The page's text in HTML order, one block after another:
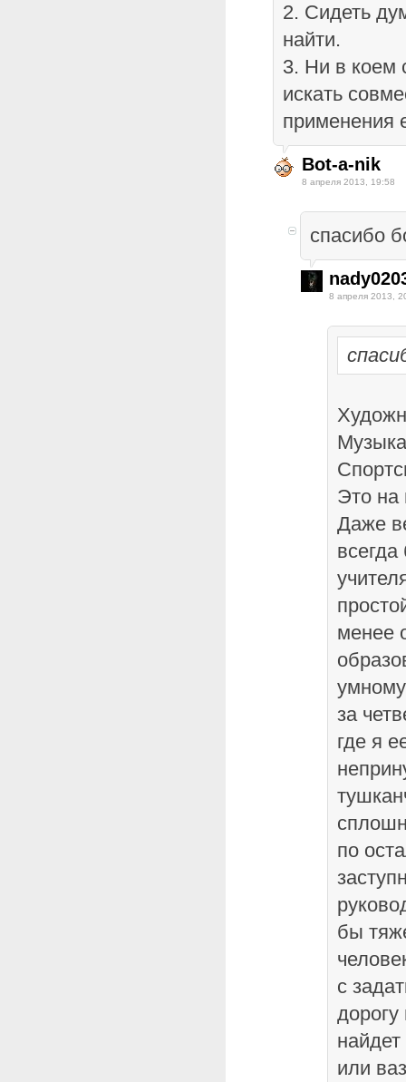
2. Сидеть
найти.
3. Ни в коем
искать
применения
Bot-a-nik
8 апреля 2013, 19:58
спасибо
8 апреля 2013,
Это на
Даже
менее
за
где я
по
бы
с
дорогу
или